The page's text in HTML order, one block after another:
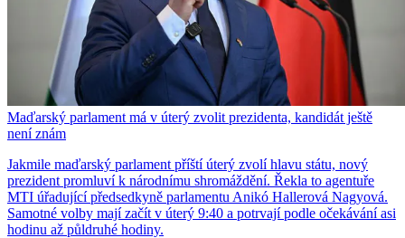
Maďarský parlament má v úterý zvolit prezidenta, kandidát ještě
není znám
Jakmile maďarský parlament příští úterý zvolí hlavu státu, nový
prezident promluví k národnímu shromáždění. Řekla to agentuře
MTI úřadující předsedkyně parlamentu Anikó Hallerová Nagyová.
Samotné volby mají začít v úterý 9:40 a potrvají podle očekávání asi
hodinu až půldruhé hodiny.